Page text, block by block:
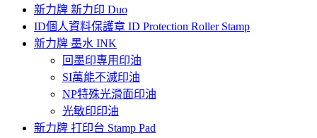
新力牌 新力印 Duo
ID個人資料保護章 ID Protection Roller Stamp
新力牌 墨水 INK
回墨印專用印油
SI萬能不滅印油
NP特殊光滑面印油
光敏印印油
新力牌 打印台 Stamp Pad